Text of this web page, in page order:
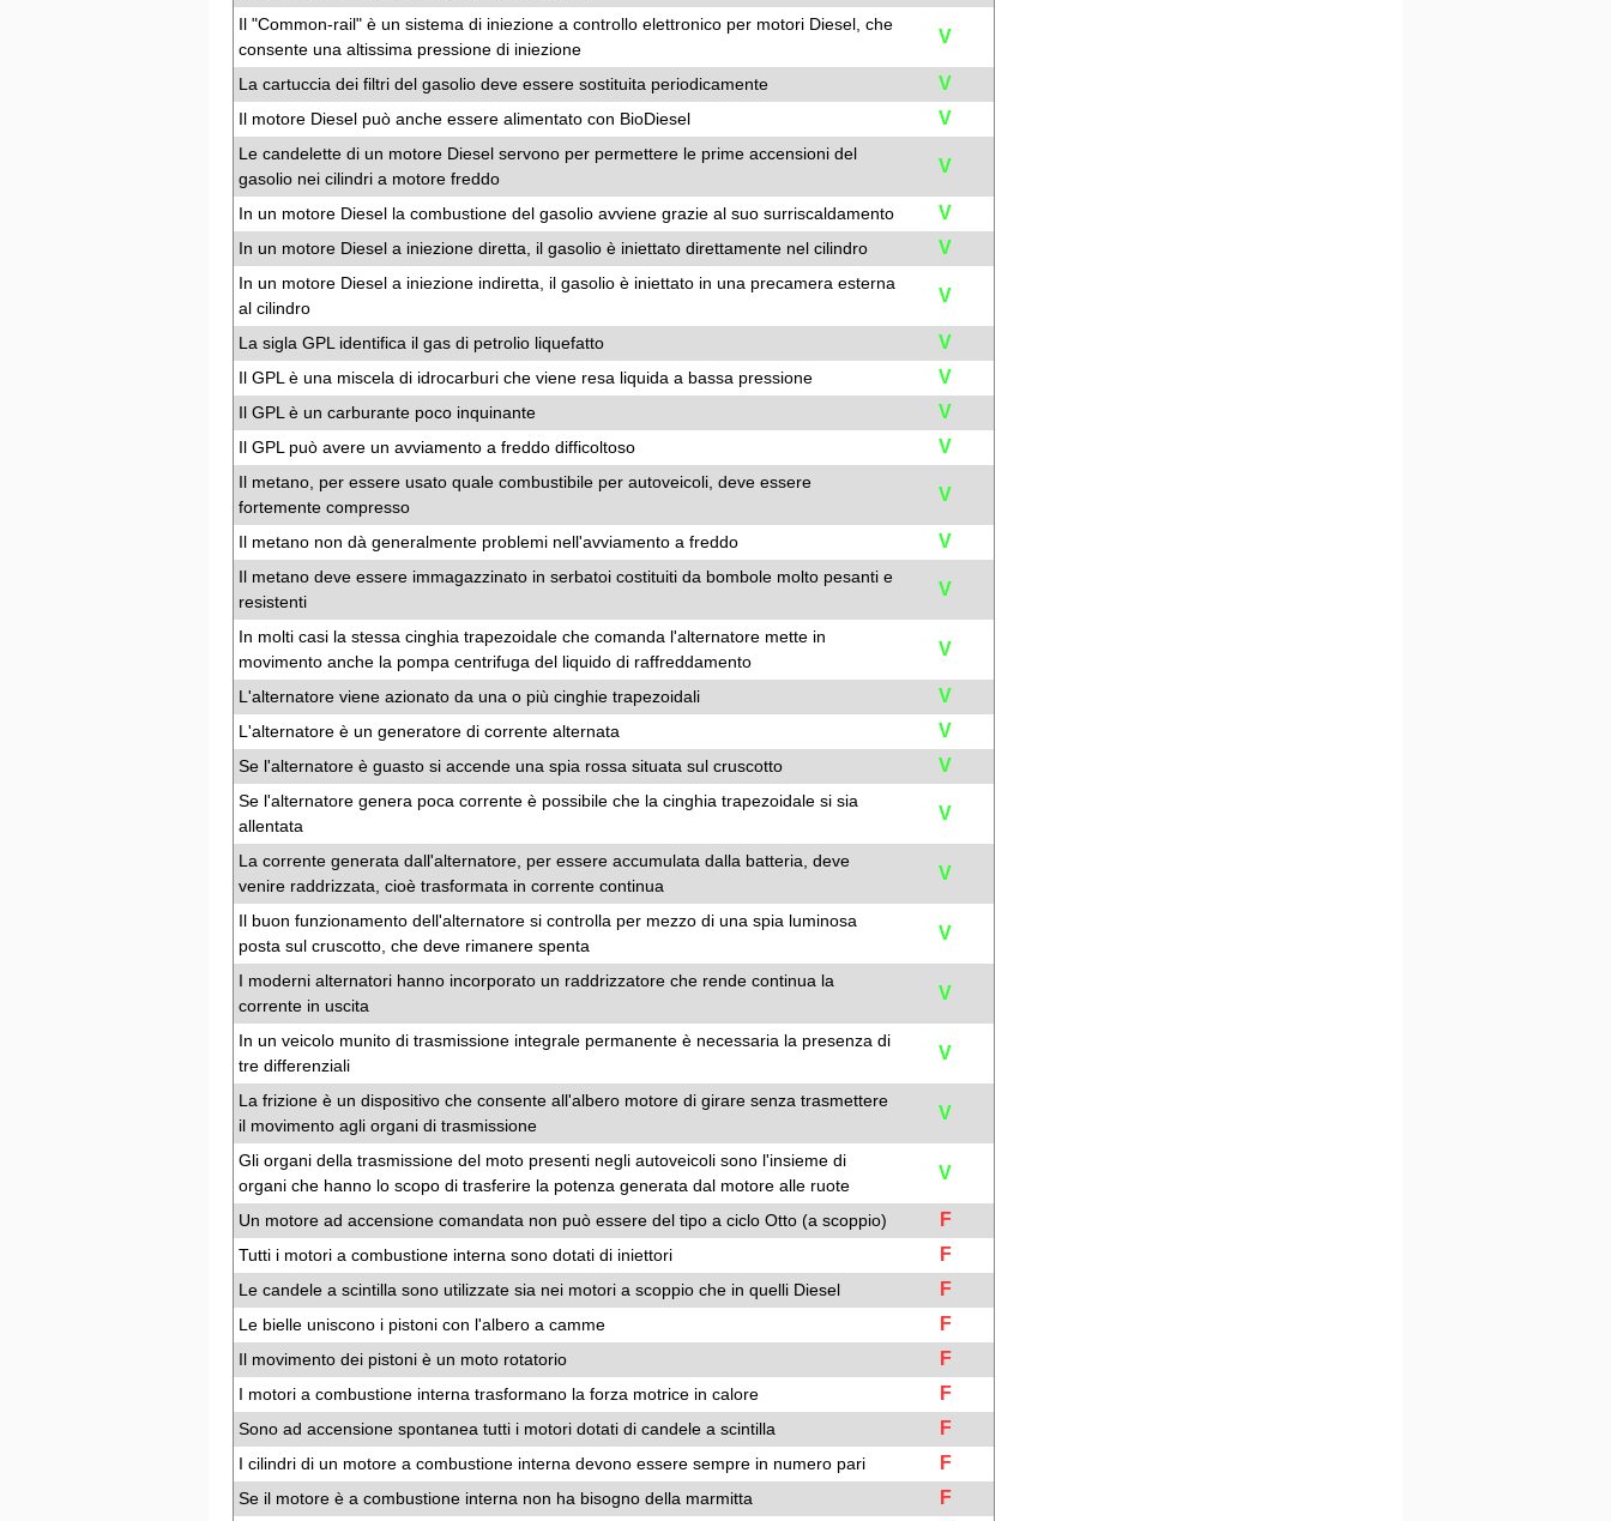
Il "Common-rail" è un sistema di iniezione a controllo elettronico per motori Diesel, che
consente una altissima pressione di iniezione
V
La cartuccia dei filtri del gasolio deve essere sostituita periodicamente V
Il motore Diesel può anche essere alimentato con BioDiesel V
Le candelette di un motore Diesel servono per permettere le prime accensioni del
gasolio nei cilindri a motore freddo
V
In un motore Diesel la combustione del gasolio avviene grazie al suo surriscaldamento V
In un motore Diesel a iniezione diretta, il gasolio è iniettato direttamente nel cilindro V
In un motore Diesel a iniezione indiretta, il gasolio è iniettato in una precamera esterna
al cilindro
V
La sigla GPL identifica il gas di petrolio liquefatto V
Il GPL è una miscela di idrocarburi che viene resa liquida a bassa pressione V
Il GPL è un carburante poco inquinante V
Il GPL può avere un avviamento a freddo difficoltoso V
Il metano, per essere usato quale combustibile per autoveicoli, deve essere
fortemente compresso
V
Il metano non dà generalmente problemi nell'avviamento a freddo V
Il metano deve essere immagazzinato in serbatoi costituiti da bombole molto pesanti e
resistenti
V
In molti casi la stessa cinghia trapezoidale che comanda l'alternatore mette in
movimento anche la pompa centrifuga del liquido di raffreddamento
V
L'alternatore viene azionato da una o più cinghie trapezoidali V
L'alternatore è un generatore di corrente alternata V
Se l'alternatore è guasto si accende una spia rossa situata sul cruscotto V
Se l'alternatore genera poca corrente è possibile che la cinghia trapezoidale si sia
allentata
V
La corrente generata dall'alternatore, per essere accumulata dalla batteria, deve
venire raddrizzata, cioè trasformata in corrente continua
V
Il buon funzionamento dell'alternatore si controlla per mezzo di una spia luminosa
posta sul cruscotto, che deve rimanere spenta
V
I moderni alternatori hanno incorporato un raddrizzatore che rende continua la
corrente in uscita
V
In un veicolo munito di trasmissione integrale permanente è necessaria la presenza di
tre differenziali
V
La frizione è un dispositivo che consente all'albero motore di girare senza trasmettere
il movimento agli organi di trasmissione
V
Gli organi della trasmissione del moto presenti negli autoveicoli sono l'insieme di
organi che hanno lo scopo di trasferire la potenza generata dal motore alle ruote
V
Un motore ad accensione comandata non può essere del tipo a ciclo Otto (a scoppio) F
Tutti i motori a combustione interna sono dotati di iniettori F
Le candele a scintilla sono utilizzate sia nei motori a scoppio che in quelli Diesel F
Le bielle uniscono i pistoni con l'albero a camme F
Il movimento dei pistoni è un moto rotatorio F
I motori a combustione interna trasformano la forza motrice in calore F
Sono ad accensione spontanea tutti i motori dotati di candele a scintilla F
I cilindri di un motore a combustione interna devono essere sempre in numero pari F
Se il motore è a combustione interna non ha bisogno della marmitta F